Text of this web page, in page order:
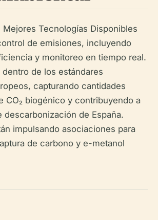
Mejores Tecnologías Disponibles
de emisiones, incluyendo
y monitoreo en tiempo real.
dentro de los estándares
capturando cantidades
CO₂ biogénico y contribuyendo a
descarbonización de España.
impulsando asociaciones para
de carbono y e-metanol